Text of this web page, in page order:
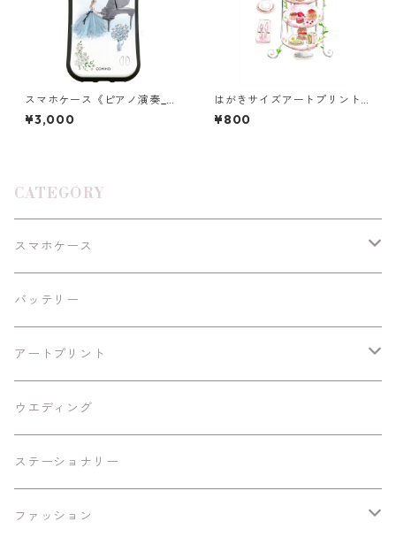
スマホケース《ピアノ演奏_水
の世界》グリップ
¥3,000
はがきサイズアートプリント
《鳥籠のアフタヌーンティ
ー》
¥800
CATEGORY
スマホケース
Android
iPhoneSE/SE2
iPhone11/Pro/ProMax
iPhone12/12Pro/mini/ProMax
iPhone13/mini/Pro
バッテリー
アートプリント
額あり
A4黒縁額
B6黒縁額
額なし
A4
ウエディング
ステーショナリー
ファッション